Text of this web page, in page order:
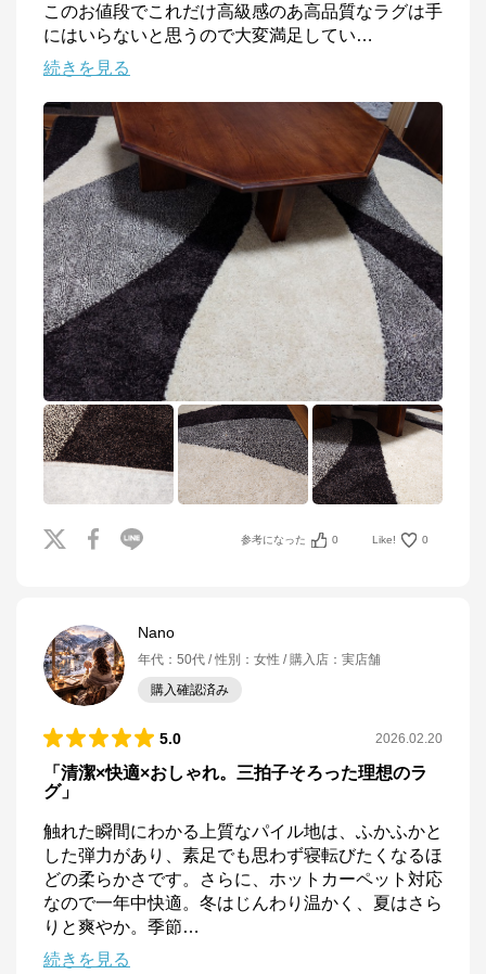
このお値段でこれだけ高級感のあ高品質なラグは手
にはいらないと思うので大変満足してい…
続きを見る
参考になった 0 Like! 0
Nano
年代 ： 50代 性別 ： 女性 購入店 ： 実店舗
購入確認済み
5.0 2026.02.20
「清潔×快適×おしゃれ。三拍子そろった理想のラ
グ」
触れた瞬間にわかる上質なパイル地は、ふかふかと
した弾力があり、素足でも思わず寝転びたくなるほ
どの柔らかさです。さらに、ホットカーペット対応
なので一年中快適。冬はじんわり温かく、夏はさら
りと爽やか。季節…
続きを見る